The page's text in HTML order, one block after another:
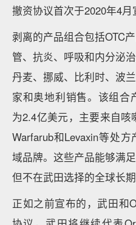
撤资协议首次于2020年4月
剥离的产品组合包括OTC
管、抗炎、呼吸和内分泌
丹麦、挪威、比利时、波
家和奥地利销售。该组合
为2.4亿美元，主要来自
Warfarub和Levaxin等处
域品牌。这些产品能够满
但不在武田选择的全球长
正如之前宣布的，武田和